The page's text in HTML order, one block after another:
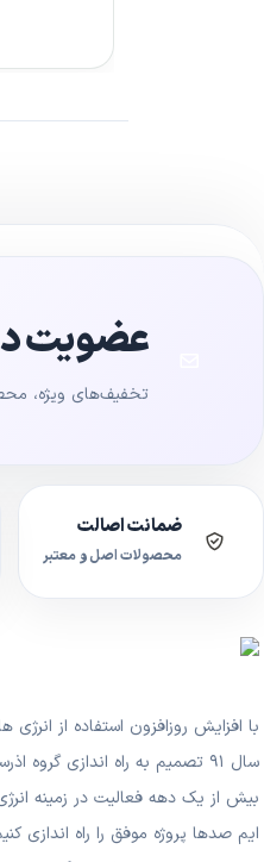
عضویت در
تخفیف‌های ویژه،
ضمانت اصالت
محصولات اصل و معتبر
با افزایش روزافزون استفاده از
سال ۹۱ تصمیم به راه اندازی گروه
بیش از یک دهه فعالیت در زمینه
ایم صدها پروژه موفق را راه اندازی